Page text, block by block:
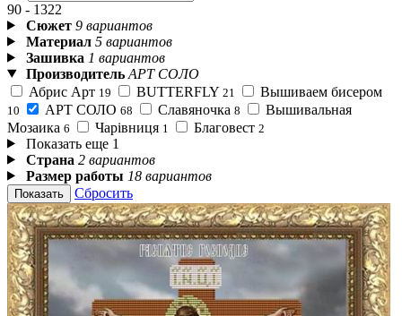
90 - 1322
Сюжет 9 вариантов
Материал 5 вариантов
Зашивка 1 вариантов
Производитель АРТ СОЛО
Абрис Арт 19 BUTTERFLY 21 Вышиваем бисером
10 АРТ СОЛО 68 Славяночка 8
Вышивальная
Мозаика 6 Чарівниця 1 Благовест 2
Показать еще 1
Страна 2 вариантов
Размер работы 18 вариантов
Показать Сбросить